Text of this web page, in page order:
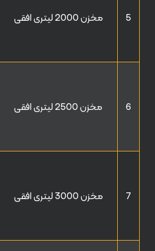
5 مخزن 2000 لیتری افقی
6 مخزن 2500 لیتری افقی
7 مخزن 3000 لیتری افقی